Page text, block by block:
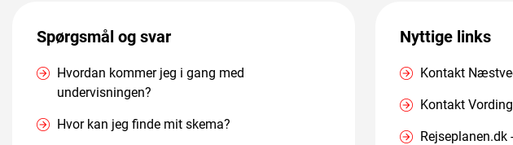
Spørgsmål og svar
Hvordan kommer jeg i gang med
undervisningen?
Hvor kan jeg finde mit skema?
Nyttige links
Kontakt
Kontakt
Rejseplanen.dk